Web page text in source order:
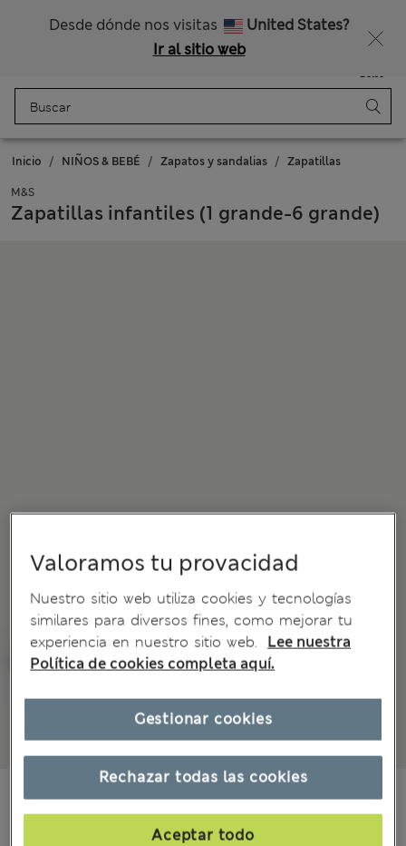
Desde dónde nos visitas
United States?
Ir al sitio web
Bolso
Inicio NIÑOS & BEBÉ Zapatos y sandalias Zapatillas
M&S
Zapatillas infantiles (1 grande-6 grande)
€18,00
Valoramos tu provacidad
Nuestro sitio web utiliza cookies y tecnologías
similares para diversos fines, como mejorar tu
experiencia en nuestro sitio web.
Lee nuestra
Política de cookies completa aquí.
Rechazar todas las cookies
Aceptar todo
Gestionar cookies